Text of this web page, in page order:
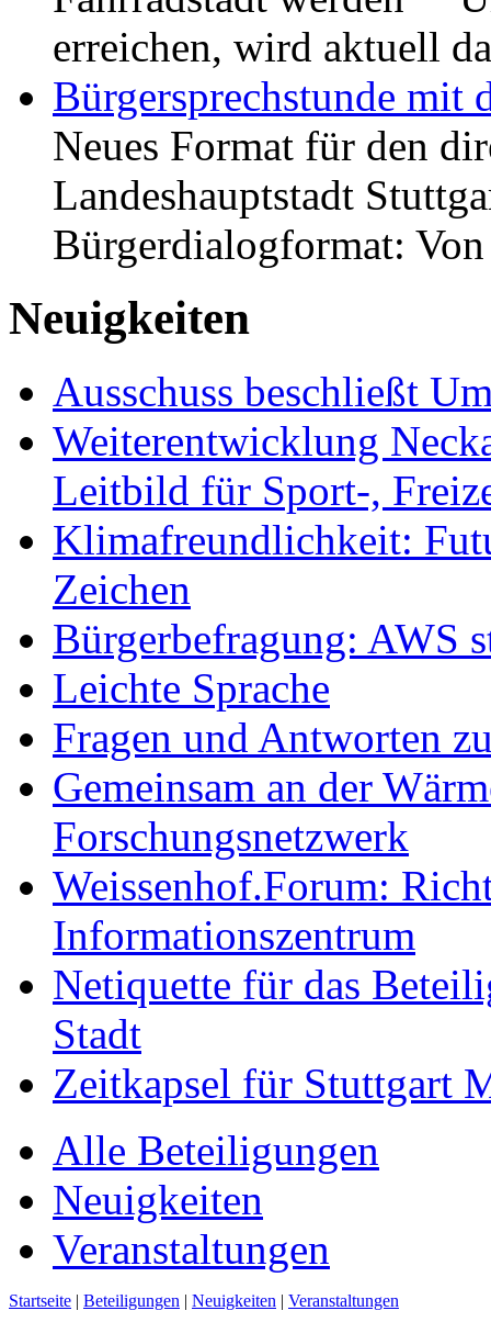
erreichen, wird aktuell
Bürgersprechstunde mit
Neues Format für den
Landeshauptstadt
Bürgerdialogformat:
Neuigkeiten
Ausschuss beschließt
Weiterentwicklung
Leitbild für Sport-,
Klimafreundlichkeit:
Zeichen
Bürgerbefragung: AWS
Leichte Sprache
Fragen und Antworten
Gemeinsam an der
Forschungsnetzwerk
Weissenhof.Forum:
Informationszentrum
Netiquette für das
Stadt
Zeitkapsel für Stuttgart
Alle Beteiligungen
Neuigkeiten
Veranstaltungen
Startseite | Beteiligungen | Neuigkeiten | Veranstaltungen